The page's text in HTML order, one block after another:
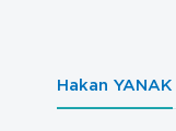
Hakan YANAK